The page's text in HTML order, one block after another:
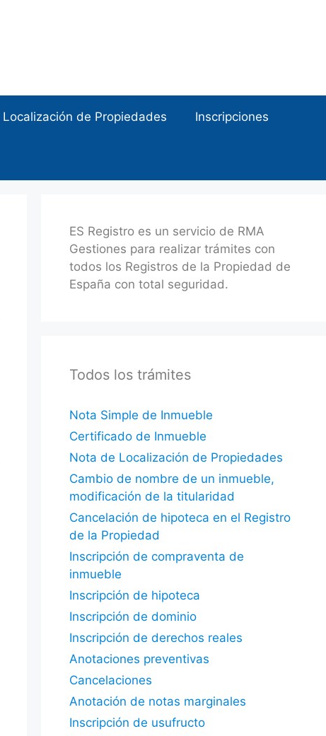
de Propiedades Inscripciones
ES Registro es un servicio de RMA
Gestiones para realizar trámites con
todos los Registros de la Propiedad de
España con total seguridad.
Todos los trámites
Nota Simple de Inmueble
Certificado de Inmueble
Nota de Localización de Propiedades
Cambio de nombre de un inmueble,
modificación de la titularidad
Cancelación de hipoteca en el Registro
de la Propiedad
Inscripción de compraventa de
inmueble
Inscripción de hipoteca
Inscripción de dominio
Inscripción de derechos reales
Anotaciones preventivas
Cancelaciones
Anotación de notas marginales
Inscripción de usufructo